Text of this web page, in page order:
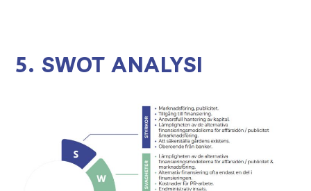
5. SWOT ANALYSI